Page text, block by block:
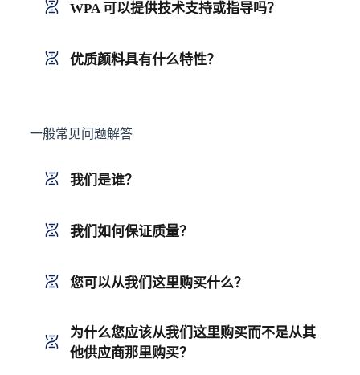
WPA 可以提供技术支持或指导吗？
优质颜料具有什么特性？
一般常见问题解答
我们是谁？
我们如何保证质量？
您可以从我们这里购买什么？
为什么您应该从我们这里购买而不是从其
他供应商那里购买？